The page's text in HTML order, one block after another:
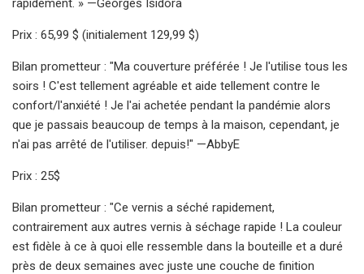
rapidement. » —Georges Isidora
Prix : 65,99 $ (initialement 129,99 $)
Bilan prometteur : "Ma couverture préférée ! Je l'utilise tous les
soirs ! C'est tellement agréable et aide tellement contre le
confort/l'anxiété ! Je l'ai achetée pendant la pandémie alors
que je passais beaucoup de temps à la maison, cependant, je
n'ai pas arrêté de l'utiliser. depuis!" —AbbyE
Prix ​​: 25$
Bilan prometteur : "Ce vernis a séché rapidement,
contrairement aux autres vernis à séchage rapide ! La couleur
est fidèle à ce à quoi elle ressemble dans la bouteille et a duré
près de deux semaines avec juste une couche de finition